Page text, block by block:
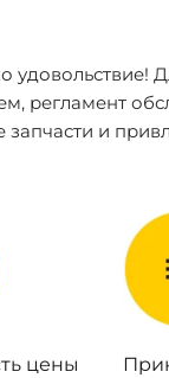
удовольствие!
регламент
и
цены